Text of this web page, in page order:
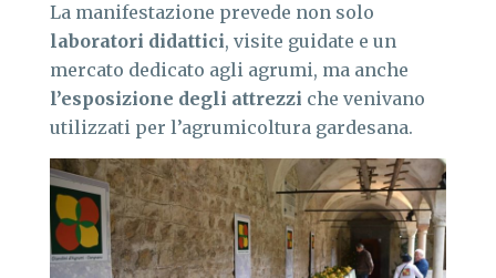
La manifestazione prevede non solo
laboratori didattici, visite guidate e un
mercato dedicato agli agrumi, ma anche
l’esposizione degli attrezzi che venivano
utilizzati per l’agrumicoltura gardesana.